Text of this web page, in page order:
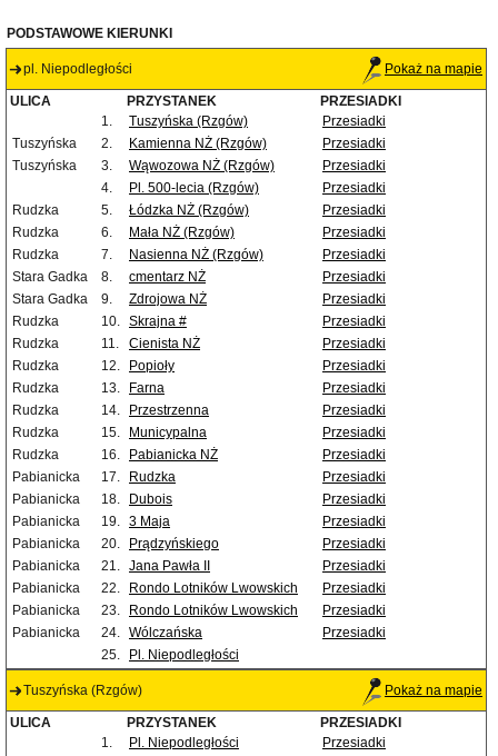
PODSTAWOWE KIERUNKI
pl. Niepodległości Pokaż na mapie
ULICA PRZYSTANEK
PRZESIADKI
1.
Tuszyńska (Rzgów)
Przesiadki
Tuszyńska
2. Kamienna NŻ (Rzgów)
Przesiadki
Tuszyńska
3. Wąwozowa NŻ (Rzgów)
Przesiadki
4.
Pl. 500-lecia (Rzgów)
Przesiadki
Rudzka
5. Łódzka NŻ (Rzgów)
Przesiadki
Rudzka
6. Mała NŻ (Rzgów)
Przesiadki
Rudzka
7. Nasienna NŻ (Rzgów)
Przesiadki
Stara Gadka
8. cmentarz NŻ
Przesiadki
Stara Gadka
9. Zdrojowa NŻ
Przesiadki
Rudzka
10. Skrajna #
Przesiadki
Rudzka
11. Cienista NŻ
Przesiadki
Rudzka
12. Popioły
Przesiadki
Rudzka
13. Farna
Przesiadki
Rudzka
14. Przestrzenna
Przesiadki
Rudzka
15. Municypalna
Przesiadki
Rudzka
16. Pabianicka NŻ
Przesiadki
Pabianicka
17. Rudzka
Przesiadki
Pabianicka
18. Dubois
Przesiadki
Pabianicka
19. 3 Maja
Przesiadki
Pabianicka
20. Prądzyńskiego
Przesiadki
Pabianicka
21. Jana Pawła II
Przesiadki
Pabianicka
22. Rondo Lotników Lwowskich
Przesiadki
Pabianicka
23. Rondo Lotników Lwowskich
Przesiadki
Pabianicka
24. Wólczańska
Przesiadki
25.
Pl. Niepodległości
Tuszyńska (Rzgów) Pokaż na mapie
ULICA PRZYSTANEK
PRZESIADKI
1.
Pl. Niepodległości
Przesiadki